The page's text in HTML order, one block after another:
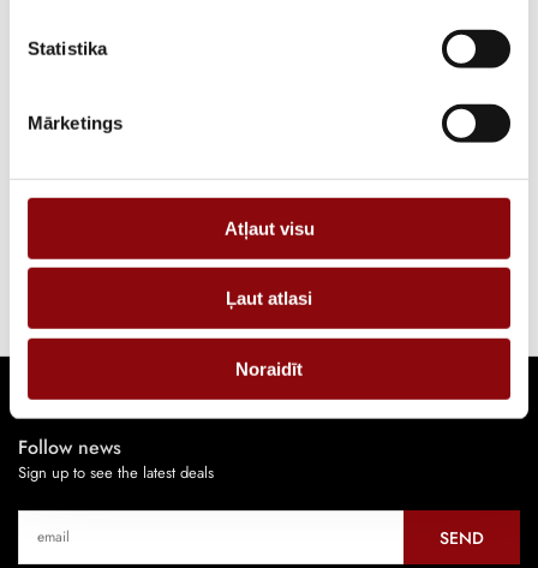
Statistika
Mārketings
Atļaut visu
Ļaut atlasi
Noraidīt
Oil system
View more
Follow news
Sign up to see the latest deals
SEND